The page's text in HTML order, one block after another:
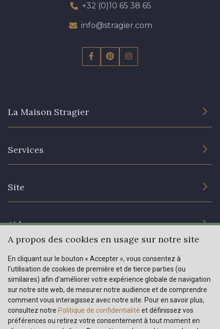
+32 (0)10 65 38 65
info@stragier.com
La Maison Stragier
Services
Site
Prix réduits
Aide
Livraison : France, Belgique, International
Retours & réclamations
FAQ - Questions fréquentes
Modes de paiements
Menu
Tous nos tissus
Magazine
FR EN
A propos des cookies en usage sur notre site
En cliquant sur le bouton « Accepter », vous consentez à
l'utilisation de cookies de première et de tierce parties (ou
similaires) afin d'améliorer votre expérience globale de navigation
sur notre site web, de mesurer notre audience et de comprendre
comment vous interagissez avec notre site. Pour en savoir plus,
consultez notre Politique de confidentialité et définissez vos
préférences ou retirez votre consentement à tout moment en